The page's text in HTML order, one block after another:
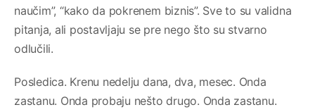
naučim”, “kako da pokrenem biznis”. Sve to su validna
pitanja, ali postavljaju se pre nego što su stvarno
odlučili.
Posledica. Krenu nedelju dana, dva, mesec. Onda
zastanu. Onda probaju nešto drugo. Onda zastanu.